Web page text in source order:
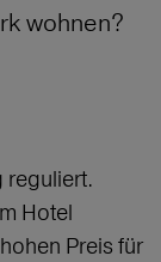
wohnen?
reguliert.
Hotel
Preis für